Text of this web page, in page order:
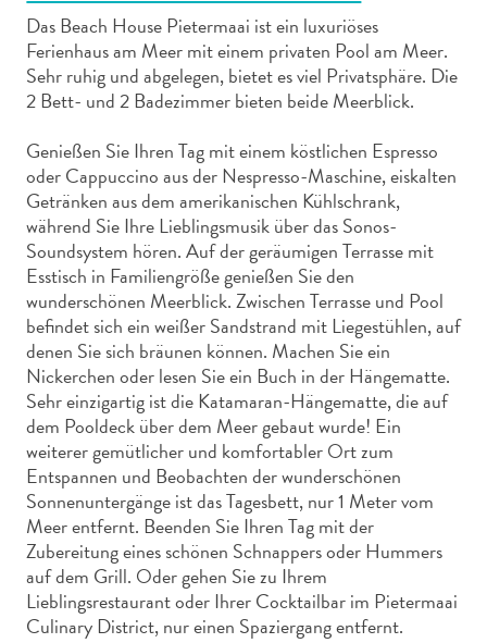
Abenteuer
zu
Land
andere
Einkaufsviertel
Essen
und
trinken
Kunst
und
Kultur
Mietwagen
Museen
Nachtleben
und
Unterhaltung
Natur
und
Parks
Das Beach House Pietermaai ist ein luxuriöses
Ferienhaus am Meer mit einem privaten Pool am Meer.
Sehr ruhig und abgelegen, bietet es viel Privatsphäre. Die
2 Bett- und 2 Badezimmer bieten beide Meerblick.
Genießen Sie Ihren Tag mit einem köstlichen Espresso
oder Cappuccino aus der Nespresso-Maschine, eiskalten
Getränken aus dem amerikanischen Kühlschrank,
während Sie Ihre Lieblingsmusik über das Sonos-
Soundsystem hören. Auf der geräumigen Terrasse mit
Esstisch in Familiengröße genießen Sie den
wunderschönen Meerblick. Zwischen Terrasse und Pool
befindet sich ein weißer Sandstrand mit Liegestühlen, auf
denen Sie sich bräunen können. Machen Sie ein
Nickerchen oder lesen Sie ein Buch in der Hängematte.
Sehr einzigartig ist die Katamaran-Hängematte, die auf
dem Pooldeck über dem Meer gebaut wurde! Ein
weiterer gemütlicher und komfortabler Ort zum
Entspannen und Beobachten der wunderschönen
Sonnenuntergänge ist das Tagesbett, nur 1 Meter vom
Meer entfernt. Beenden Sie Ihren Tag mit der
Zubereitung eines schönen Schnappers oder Hummers
auf dem Grill. Oder gehen Sie zu Ihrem
Lieblingsrestaurant oder Ihrer Cocktailbar im Pietermaai
Culinary District, nur einen Spaziergang entfernt.